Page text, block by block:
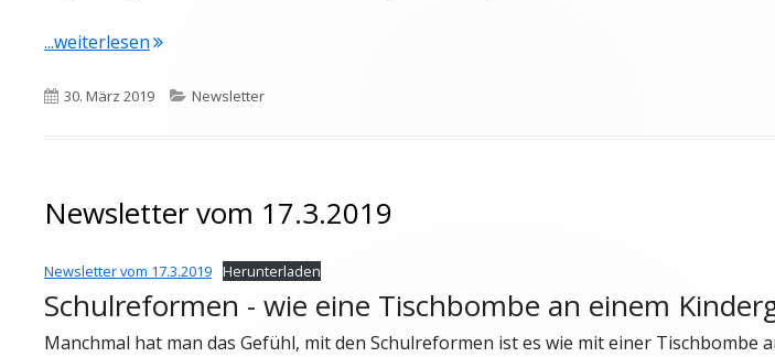
...weiterlesen"Newsletter vom 31.3.2019"
Veröffentlicht
30. März 2019 Kategorien
Newsletter
Newsletter vom 17.3.2019
Newsletter vom 17.3.2019 Herunterladen
Schulreformen - wie eine Tischbombe an einem
Manchmal hat man das Gefühl, mit den Schulreformen ist es wie mit einer Tischbombe